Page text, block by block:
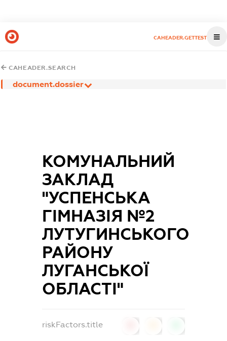
CAHEADER.GETTEST
CAHEADER.SEARCH
document.dossier
КОМУНАЛЬНИЙ
ЗАКЛАД
"УСПЕНСЬКА
ГІМНАЗІЯ №2
ЛУТУГИНСЬКОГО
РАЙОНУ
ЛУГАНСЬКОЇ
ОБЛАСТІ"
riskFactors.title